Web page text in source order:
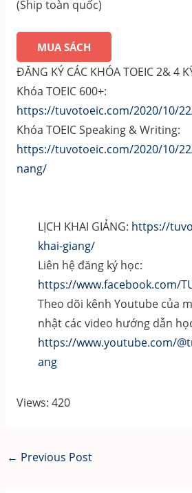
(Ship toàn quốc)
MUA SÁCH
ĐĂNG KÝ CÁC KHÓA TOEIC 2& 4
Khóa TOEIC 600+:
https://tuvotoeic.com/2020/10/
Khóa TOEIC Speaking & Writing:
https://tuvotoeic.com/2020/10/
nang/
LỊCH KHAI GIẢNG: https://
khai-giang/
Liên hệ đăng ký học:
https://www.facebook.com/
Theo dõi kênh Youtube của
nhật các video hướng dẫn
https://www.youtube.com/
ang
Views: 420
Post
← Previous Post